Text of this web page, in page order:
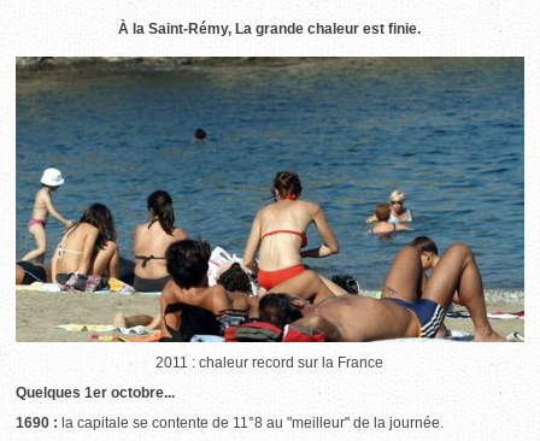
À la Saint-Rémy, La grande chaleur est finie.
2011 : chaleur record sur la France
Quelques 1er octobre...
1690 : la capitale se contente de 11°8 au "meilleur" de la journée.